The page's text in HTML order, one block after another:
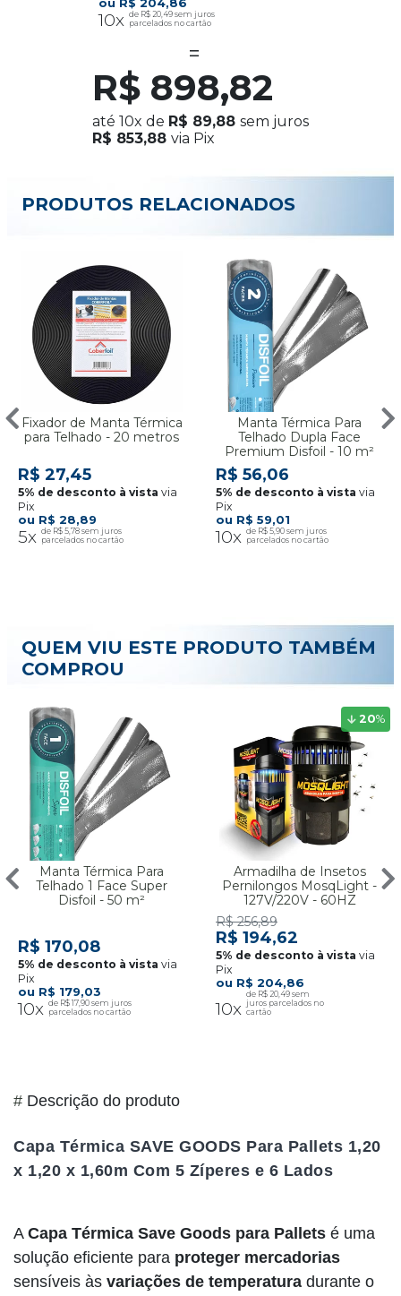
10x R$ 20,49
R$ 898,82
até 10x de R$ 89,88 sem juros
R$ 853,88 via Pix
PRODUTOS RELACIONADOS
Fixador de Manta Térmica
para Telhado - 20 metros
R$ 28,89
5x R$ 5,78
R$ 27,45
via
Pix
Manta Térmica Para
Telhado Dupla Face
Premium Disfoil - 10 m²
R$ 59,01
10x R$ 5,90
R$ 56,06
via
Pix
QUEM VIU ESTE PRODUTO TAMBÉM
COMPROU
Manta Térmica Para
Telhado 1 Face Super
Disfoil - 50 m²
R$ 179,03
10x R$ 17,90
R$ 170,08
via
Pix
20%
Armadilha de Insetos
Pernilongos MosqLight -
127V/220V - 60HZ
R$ 256,89
R$ 204,86
10x
R$ 20,49
R$ 194,62
via
Pix
# Descrição do produto
Capa Térmica SAVE GOODS Para Pallets 1,20
x 1,20 x 1,60m Com 5 Zíperes e 6 Lados
A Capa Térmica Save Goods para Pallets é uma
solução eficiente para proteger mercadorias
sensíveis às variações de temperatura durante o